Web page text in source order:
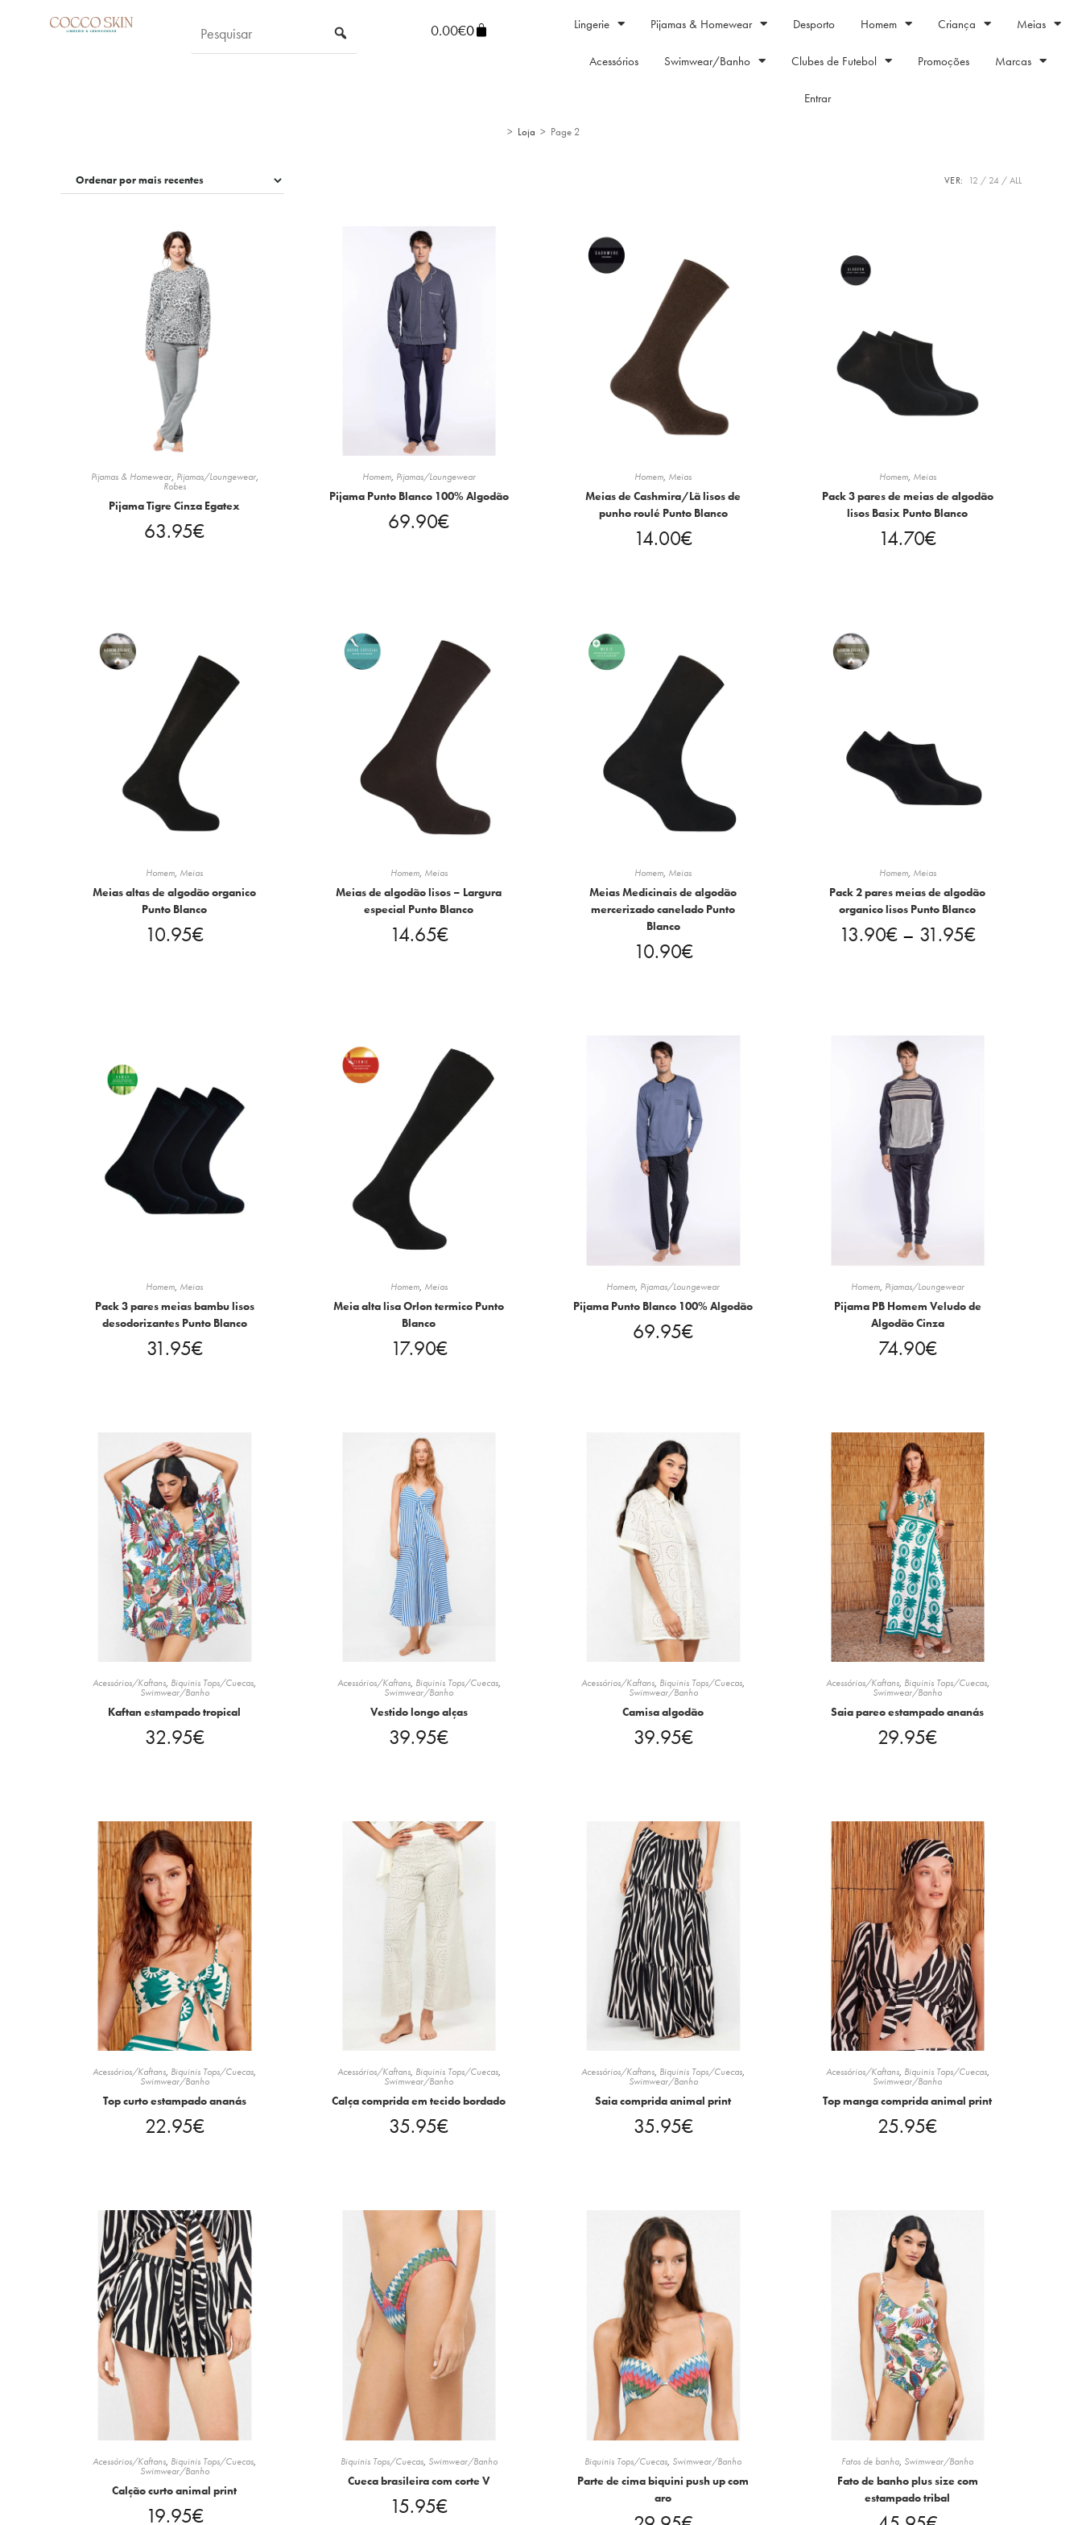
0.00€0 Lingerie Pijamas & Homewear Desporto Homem Criança Meias
Acessórios Swimwear/Banho Clubes de Futebol Promoções Marcas
Entrar
> Loja > Page 2
VER: 12 24 ALL
Pijamas & Homewear, Pijamas/Loungewear,
Robes
Pijama Tigre Cinza Egatex
63.95€
Homem, Pijamas/Loungewear
Pijama Punto Blanco 100% Algodão
69.90€
Homem, Meias
Meias de Cashmira/Lã lisos de
punho roulé Punto Blanco
14.00€
Homem, Meias
Pack 3 pares de meias de algodão
lisos Basix Punto Blanco
14.70€
Homem, Meias
Meias altas de algodão organico
Punto Blanco
10.95€
Homem, Meias
Meias de algodão lisos – Largura
especial Punto Blanco
14.65€
Homem, Meias
Meias Medicinais de algodão
mercerizado canelado Punto
Blanco
10.90€
Homem, Meias
Pack 2 pares meias de algodão
organico lisos Punto Blanco
13.90€ – 31.95€
Homem, Meias
Pack 3 pares meias bambu lisos
desodorizantes Punto Blanco
31.95€
Homem, Meias
Meia alta lisa Orlon termico Punto
Blanco
17.90€
Homem, Pijamas/Loungewear
Pijama Punto Blanco 100% Algodão
69.95€
Homem, Pijamas/Loungewear
Pijama PB Homem Veludo de
Algodão Cinza
74.90€
Acessórios/Kaftans, Biquinis Tops/Cuecas,
Swimwear/Banho
Kaftan estampado tropical
32.95€
Acessórios/Kaftans, Biquinis Tops/Cuecas,
Swimwear/Banho
Vestido longo alças
39.95€
Acessórios/Kaftans, Biquinis Tops/Cuecas,
Swimwear/Banho
Camisa algodão
39.95€
Acessórios/Kaftans, Biquinis Tops/Cuecas,
Swimwear/Banho
Saia pareo estampado ananás
29.95€
Acessórios/Kaftans, Biquinis Tops/Cuecas,
Swimwear/Banho
Top curto estampado ananás
22.95€
Acessórios/Kaftans, Biquinis Tops/Cuecas,
Swimwear/Banho
Calça comprida em tecido bordado
35.95€
Acessórios/Kaftans, Biquinis Tops/Cuecas,
Swimwear/Banho
Saia comprida animal print
35.95€
Acessórios/Kaftans, Biquinis Tops/Cuecas,
Swimwear/Banho
Top manga comprida animal print
25.95€
Acessórios/Kaftans, Biquinis Tops/Cuecas,
Swimwear/Banho
Calção curto animal print
19.95€
Biquinis Tops/Cuecas, Swimwear/Banho
Cueca brasileira com corte V
15.95€
Biquinis Tops/Cuecas, Swimwear/Banho
Parte de cima biquini push up com
aro
Fatos de banho, Swimwear/Banho
Fato de banho plus size com
estampado tribal